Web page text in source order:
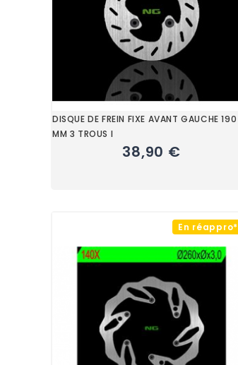
DISQUE DE FREIN FIXE AVANT GAUCHE 190
MM 3 TROUS I
38,90 €
En réappro*